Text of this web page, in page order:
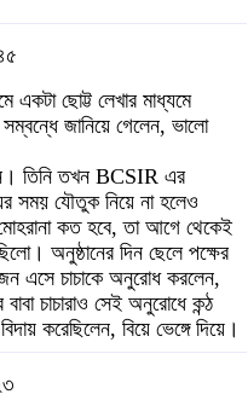
একটা ছোট্ট লেখার মাধ্যমে
জানিয়ে গেলেন, ভালো
তিনি তখন BCSIR এর
সময় যৌতুক নিয়ে না হলেও
কত হবে, তা আগে থেকেই
অনুষ্ঠানের দিন ছেলে পক্ষের
এসে চাচাকে অনুরোধ করলেন,
চাচারাও সেই অনুরোধে কন্ঠ
করেছিলেন, বিয়ে ভেঙ্গে দিয়ে।